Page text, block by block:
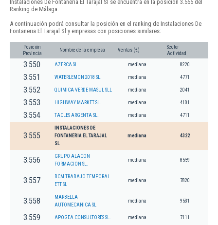
Instalaciones De Fontaneria El Tarajal Sl se encuentra en la posición 3.555 del
Ranking de Málaga.
A continuación podrá consultar la posición en el ranking de Instalaciones De
Fontaneria El Tarajal Sl y empresas con posiciones similares:
Posición
Provincia
Nombre de la empresa Ventas (€)
Sector
Actividad
3.550 AZERCA SL mediana 8220
3.551 WATERLEMON 2018 SL. mediana 4771
3.552 QUIMICA VERDE MASUL SLL mediana 2041
3.553 HIGHWAY MARKET SL. mediana 4101
3.554 TACLES ARGENTA SL. mediana 4711
3.555
INSTALACIONES DE
FONTANERIA EL TARAJAL
SL
mediana 4322
3.556
GRUPO ALACON
FORMACION SL.
mediana 8559
3.557
BCM TRABAJO TEMPORAL
ETT SL
mediana 7820
3.558
MARBELLA
AUTOMECANICA SL
mediana 9531
3.559 APOGEA CONSULTORES SL. mediana 7111